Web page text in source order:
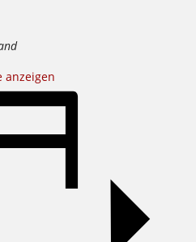
anzeigen